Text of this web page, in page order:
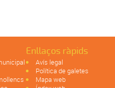
Enllaços ràpids
Avís legal
Política de galetes
Mapa web